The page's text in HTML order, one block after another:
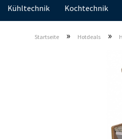
Kühltechnik Kochtechnik
Startseite » Hotdeals »